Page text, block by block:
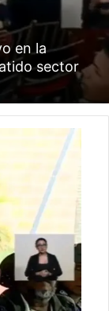
en la
sector